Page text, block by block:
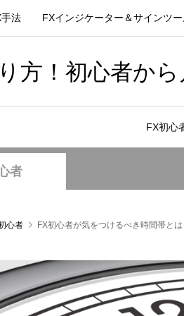
法 FXインジケーター＆サインツ
方！初心者か
FX初心
者
心者 FX初心者が気をつけるべき時間帯とは